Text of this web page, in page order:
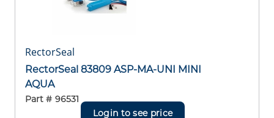
RectorSeal
RectorSeal 83809 ASP-MA-UNI MINI
AQUA
Part # 96531
Login to see price